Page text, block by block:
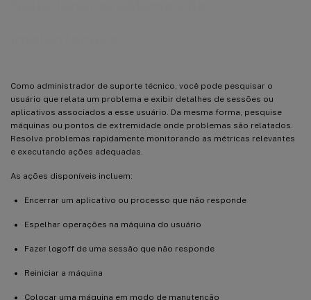
Como administrador de suporte técnico, você pode pesquisar o
usuário que relata um problema e exibir detalhes de sessões ou
aplicativos associados a esse usuário. Da mesma forma, pesquise
máquinas ou pontos de extremidade onde problemas são relatados.
Resolva problemas rapidamente monitorando as métricas relevantes
e executando ações adequadas.
As ações disponíveis incluem:
Encerrar um aplicativo ou processo que não responde
Espelhar operações na máquina do usuário
Fazer logoff de uma sessão que não responde
Reiniciar a máquina
Colocar uma máquina em modo de manutenção